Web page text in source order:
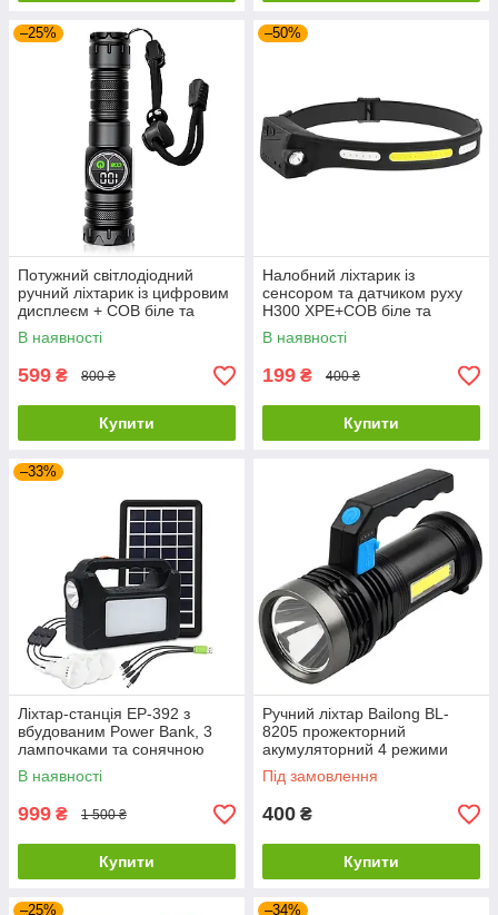
–25%
Потужний світлодіодний
ручний ліхтарик із цифровим
дисплеєм + СОВ біле та
червоне світло
В наявності
599 ₴ 800 ₴
Купити
–50%
Налобний ліхтарик із
сенсором та датчиком руху
H300 XPE+COB біле та
червоне світло
В наявності
199 ₴ 400 ₴
Купити
–33%
Ліхтар-станція EP-392 з
вбудованим Power Bank, 3
лампочками та сонячною
панеллю
В наявності
999 ₴ 1 500 ₴
Купити
Ручний ліхтар Bailong BL-
8205 прожекторний
акумуляторний 4 режими
Чорний
Під замовлення
400 ₴
Купити
–25% –34%